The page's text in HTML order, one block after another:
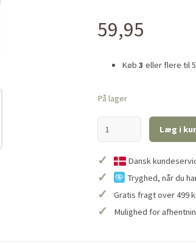
59,95
Køb3 eller flere til
På lager
Læg i
✓ Dansk
✓ Tryghed, når du
✓ Gratis fragt over 499
✓ Mulighed for